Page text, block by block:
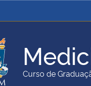
da Agricultura,
e Abastecimento
Curso de